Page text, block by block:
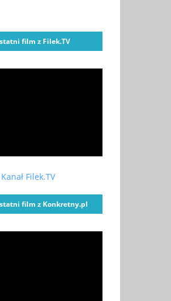
film z Filek.TV
Kanał Filek.TV
film z Konkretny.pl